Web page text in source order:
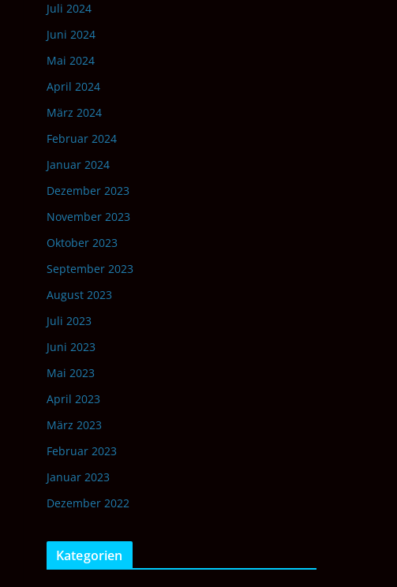
Juli 2024
Juni 2024
Mai 2024
April 2024
März 2024
Februar 2024
Januar 2024
Dezember 2023
November 2023
Oktober 2023
September 2023
August 2023
Juli 2023
Juni 2023
Mai 2023
April 2023
März 2023
Februar 2023
Januar 2023
Dezember 2022
Kategorien